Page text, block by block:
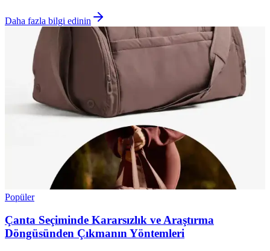
Daha fazla bilgi edinin
Popüler
Çanta Seçiminde Kararsızlık ve Araştırma
Döngüsünden Çıkmanın Yöntemleri